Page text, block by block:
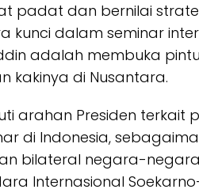
padat dan bernilai
kunci dalam seminar
adalah membuka
kakinya di Nusantara.
arahan Presiden terkait
di Indonesia,
bilateral negara-negara
Internasional